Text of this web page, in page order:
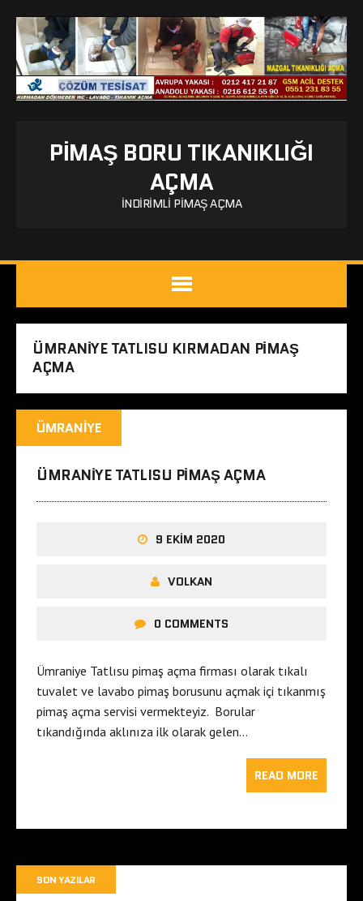
PIMAŞ BORU TIKANIKLIĞI
AÇMA
İNDIRIMLI PIMAŞ AÇMA
ÜMRANIYE TATLISU KIRMADAN PIMAŞ
AÇMA
ÜMRANIYE
ÜMRANIYE TATLISU PIMAŞ AÇMA
9 EKIM 2020
VOLKAN
0 COMMENTS
Ümraniye Tatlısu pimaş açma firması olarak tıkalı
tuvalet ve lavabo pimaş borusunu açmak içi tıkanmış
pimaş açma servisi vermekteyiz. Borular
tıkandığında aklınıza ilk olarak gelen…
READ MORE
SON YAZILAR